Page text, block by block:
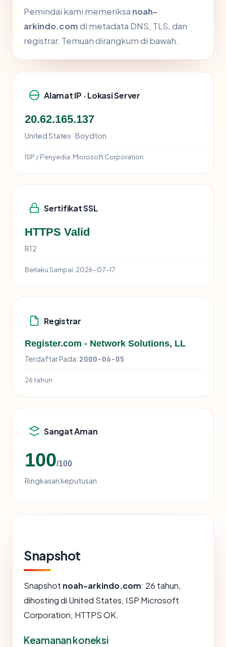
Pemindai kami memeriksa noah-
arkindo.comdi metadata DNS, TLS, dan
registrar. Temuan dirangkum di bawah.
Alamat IP · Lokasi Server
20.62.165.137
United States · Boydton
ISP / Penyedia: Microsoft Corporation
Sertifikat SSL
HTTPS Valid
R12
Berlaku Sampai: 2026-07-17
Registrar
Register.com - Network Solutions, LL
Terdaftar Pada: 2000-06-05
26 tahun
Sangat Aman
100/100
Ringkasan keputusan
Snapshot
Snapshot noah-arkindo.com: 26 tahun,
dihosting di United States, ISP Microsoft
Corporation, HTTPS OK.
Keamanan koneksi